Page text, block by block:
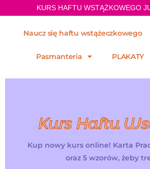
KURS HAFTU WSTĄŻKOWEGO
Naucz się haftu wstążeczkowego
Pasmanteria PLAKATY
Kurs Haftu
Kup nowy kurs online! Karta
oraz 5 wzorów, żeby